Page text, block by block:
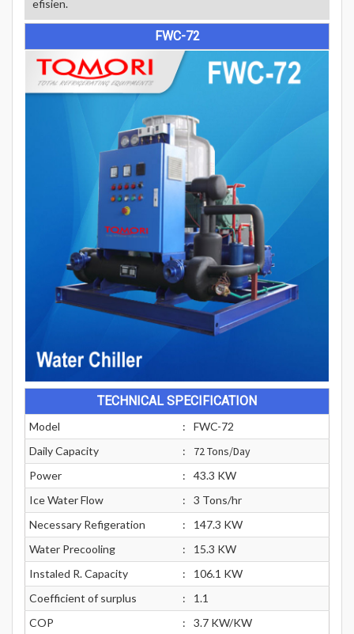
efisien.
FWC-72
TECHNICAL SPECIFICATION
Model :
FWC-72
Daily Capacity
: 72 Tons/Day
Power :
43.3 KW
Ice Water Flow
:
3 Tons/hr
Necessary Refigeration
:
147.3 KW
Water Precooling
:
15.3 KW
Instaled R. Capacity
:
106.1 KW
Coefficient of surplus
:
1.1
COP
:
3.7 KW/KW